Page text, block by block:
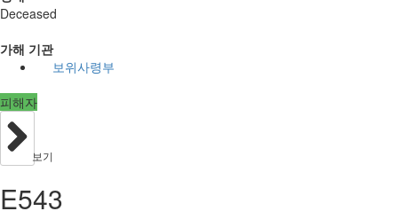
Deceased
가해 기관
보위사령부
피해자
보기
E543